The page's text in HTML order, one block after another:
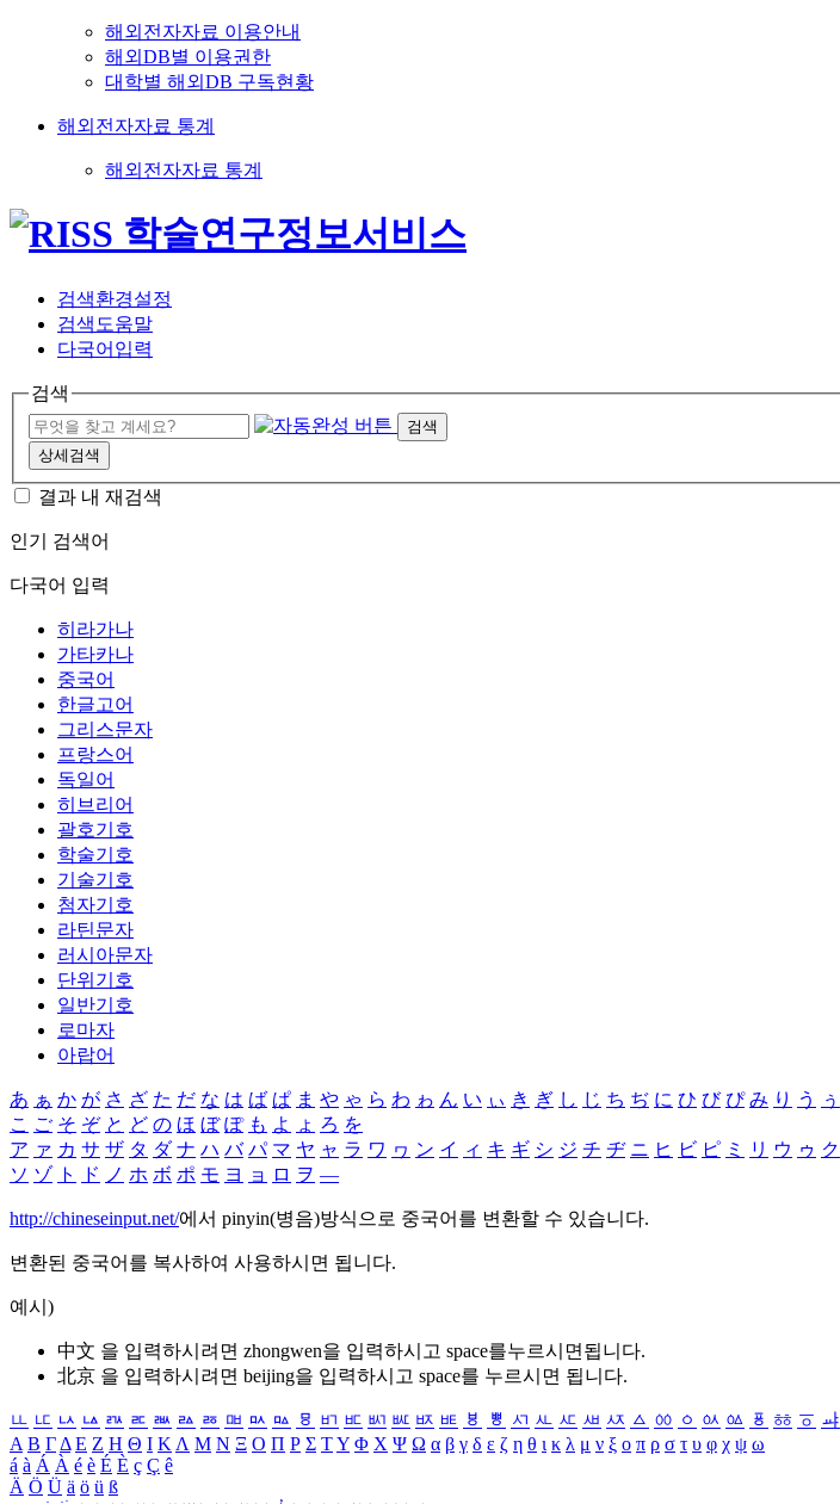
해외전자자료 이용안내
해외DB별 이용권한
대학별 해외DB 구독현황
해외전자자료 통계
해외전자자료 통계
검색환경설정
검색도움말
다국어입력
검색
검색
상세검색
결과 내 재검색
인기 검색어
다국어 입력
히라가나
가타카나
중국어
한글고어
그리스문자
프랑스어
독일어
히브리어
괄호기호
학술기호
기술기호
첨자기호
라틴문자
러시아문자
단위기호
일반기호
로마자
아랍어
あ ぁ か が さ ざ た だ な は ば ぱ ま や ゃ ら わ ゎ ん い ぃ き ぎ し じ ち ぢ に ひ び ぴ み り う ぅ
こ ご そ ぞ と ど の ほ ぼ ぽ も よ ょ ろ を
ア ァ カ サ ザ タ ダ ナ ハ バ パ マ ヤ ャ ラ ワ ヮ ン イ ィ キ ギ シ ジ チ ヂ ニ ヒ ビ ピ ミ リ ウ ゥ ク
ソ ゾ ト ド ノ ホ ボ ポ モ ヨ ョ ロ ヲ ―
http://chineseinput.net/에서 pinyin(병음)방식으로 중국어를 변환할 수 있습니다.
변환된 중국어를 복사하여 사용하시면 됩니다.
예시)
中文 을 입력하시려면 zhongwen을 입력하시고 space를누르시면됩니다.
北京 을 입력하시려면 beijing을 입력하시고 space를 누르시면 됩니다.
ㅥ ㅦ ㅧ ㅨ ㅩ ㅪ ㅫ ㅬ ㅭ ㅮ ㅯ ㅰ ㅱ ㅲ ㅳ ㅴ ㅵ ㅶ ㅷ ㅸ ㅹ ㅺ ㅻ ㅼ ㅽ ㅾ ㅿ ㆀ ㆁ ㆂ ㆃ ㆄ ㆅ ㆆ ㆇ
Α Β ΓΔ Ε Ζ Η Θ Ι ΚΛ Μ Ν Ξ Ο Π Ρ Σ ΤΥ Φ Χ Ψ Ω α β γ δ ε ζ η θ ι κ λ μ ν ξ ο π ρ σ τ υ φ χ ψ ω
á à Á À é è É È ç Ç ê
Ä Ö Ü ä ö ü ß